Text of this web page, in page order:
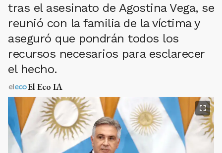
tras el asesinato de Agostina Vega, se
reunió con la familia de la víctima y
aseguró que pondrán todos los
recursos necesarios para esclarecer
el hecho.
El Eco IA